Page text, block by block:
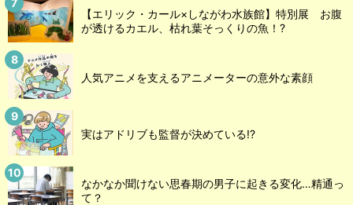
【エリック・カール×しながわ水族館】特別展 お腹
が透けるカエル、枯れ葉そっくりの魚！?
人気アニメを支えるアニメーターの意外な素顔
実はアドリブも監督が決めている!?
なかなか聞けない思春期の男子に起きる変化…精通っ
て？